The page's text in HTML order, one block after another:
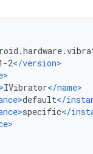
2</version>
IVibrator</name>
default</
specific</